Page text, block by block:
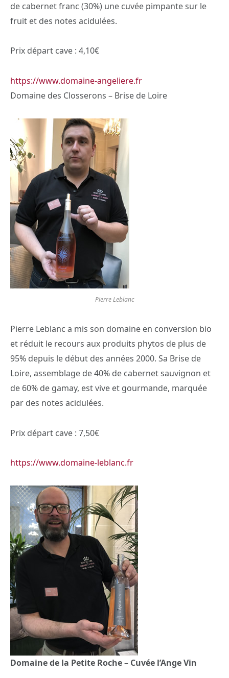
de cabernet franc (30%) une cuvée pimpante sur le
fruit et des notes acidulées.
Prix départ cave : 4,10€
https://www.domaine-angeliere.fr
Domaine des Closserons – Brise de Loire
Pierre Leblanc
Pierre Leblanc a mis son domaine en conversion bio
et réduit le recours aux produits phytos de plus de
95% depuis le début des années 2000. Sa Brise de
Loire, assemblage de 40% de cabernet sauvignon et
de 60% de gamay, est vive et gourmande, marquée
par des notes acidulées.
Prix départ cave : 7,50€
https://www.domaine-leblanc.fr
Domaine de la Petite Roche – Cuvée l’Ange Vin